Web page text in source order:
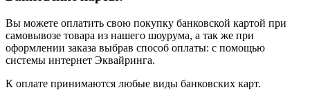
Вы можете оплатить свою покупку банковской картой при
самовывозе товара из нашего шоурума, а так же при
оформлении заказа выбрав способ оплаты: с помощью
системы интернет Эквайринга.
К оплате принимаются любые виды банковских карт.